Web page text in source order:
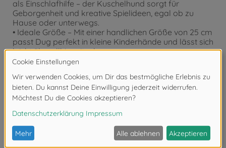
als Einschlafhilfe – der Kuschelhund sorgt für
Geborgenheit und kreative Spielideen, egal ob zu
Hause oder unterwegs.
• Ideale Größe – Mit einer handlichen Größe von 25 cm
passt Dug perfekt in kleine Kinderhände und lässt sich
leicht überallhin mitnehmen.
• Simba Toys – Elefantenstarker Spielspaß für Klein
Deutschlands entwickeln wir spannendes
Kinderspielzeug, das Mädchen und Jungen
begeistert."
Bewertungen